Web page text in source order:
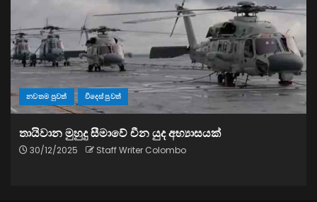
නවතම පුවත් විදෙස් පුවත්
තායිවාන මුහුදු සීමාවේ චීන යුද අභ්‍යාසයක්
30/12/2025 Staff Writer Colombo